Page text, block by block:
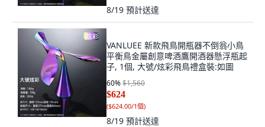
8/19 預計送達
VANLUEE 新款飛鳥開瓶器不倒翁小鳥
平衡鳥金屬創意啤酒鷹開酒器懸浮瓶起
子, 1個, 大號/炫彩飛鳥禮盒裝:如圖
60%$1,560
$624
($624.00/1個)
8/19 預計送達